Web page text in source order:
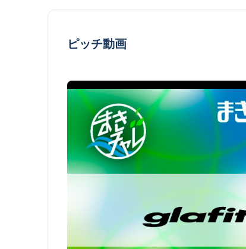
ピッチ動画